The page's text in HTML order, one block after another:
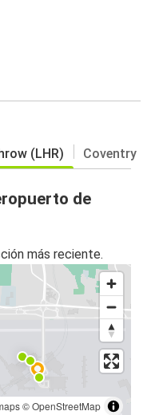
(LHR) Coventry
de
más reciente.
©OpenStreetMap